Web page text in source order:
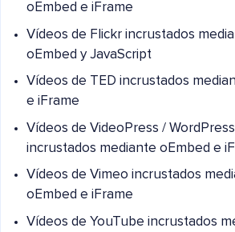
oEmbed e iFrame
Vídeos de Flickr incrustados
oEmbed y JavaScript
Vídeos de TED incrustados
e iFrame
Vídeos de VideoPress /
incrustados mediante oEmbed e
Vídeos de Vimeo incrustados
oEmbed e iFrame
Vídeos de YouTube incrustados